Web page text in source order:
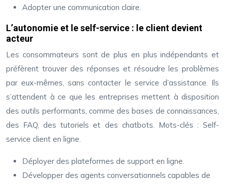
Adopter une communication claire.
L’autonomie et le self-service : le client devient
acteur
Les consommateurs sont de plus en plus indépendants et
préfèrent trouver des réponses et résoudre les problèmes
par eux-mêmes, sans contacter le service d’assistance. Ils
s’attendent à ce que les entreprises mettent à disposition
des outils performants, comme des bases de connaissances,
des FAQ, des tutoriels et des chatbots. Mots-clés : Self-
service client en ligne.
Déployer des plateformes de support en ligne.
Développer des agents conversationnels capables de